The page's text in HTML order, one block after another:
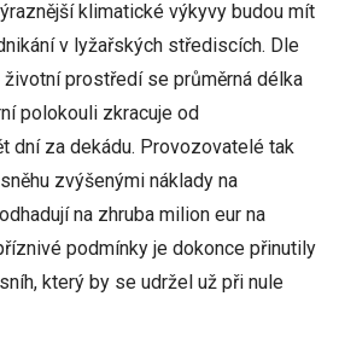
klimatické výkyvy budou mít
v lyžařských střediscích. Dle
prostředí se průměrná délka
polokouli zkracuje od
dní za dekádu. Provozovatelé tak
zvýšenými náklady na
na zhruba milion eur na
podmínky je dokonce přinutily
který by se udržel už při nule